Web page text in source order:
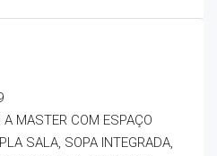
MASTER COM ESPAÇO
SALA, SOPA INTEGRADA,